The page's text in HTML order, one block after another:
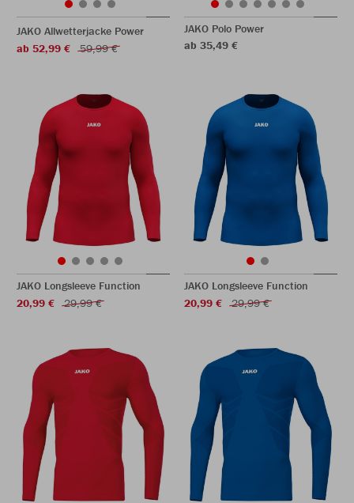
JAKO Allwetterjacke Power
ab 52,99 €
59,99 €
JAKO Polo Power
ab 35,49 €
JAKO Longsleeve Function
20,99 €
29,99 €
JAKO Longsleeve Function
20,99 €
29,99 €